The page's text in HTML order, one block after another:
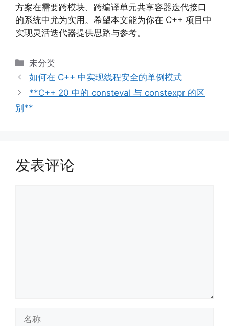
方案在需要跨模块、跨编译单元共享容器迭代接口
的系统中尤为实用。希望本文能为你在 C++ 项目中
实现灵活迭代器提供思路与参考。
分
类
未分类
如何在 C++ 中实现线程安全的单例模式
**C++ 20 中的 consteval 与 constexpr 的区
别**
发表评论